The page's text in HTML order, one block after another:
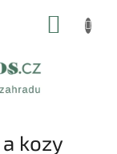
kozy